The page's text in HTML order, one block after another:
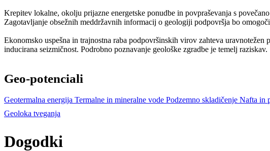
Krepitev lokalne, okolju prijazne energetske ponudbe in povpraševanja s
Zagotavljanje obsežnih meddržavnih informacij o geologiji podpovršja bo
Ekonomsko uspešna in trajnostna raba podpovršinskih virov zahteva
inducirana seizmičnost. Podrobno poznavanje geološke zgradbe je temelj raziskav.
Geo-potenciali
Geotermalna energija Termalne in mineralne vode Podzemno skladičenje Nafta in
Geoloka tveganja
Dogodki